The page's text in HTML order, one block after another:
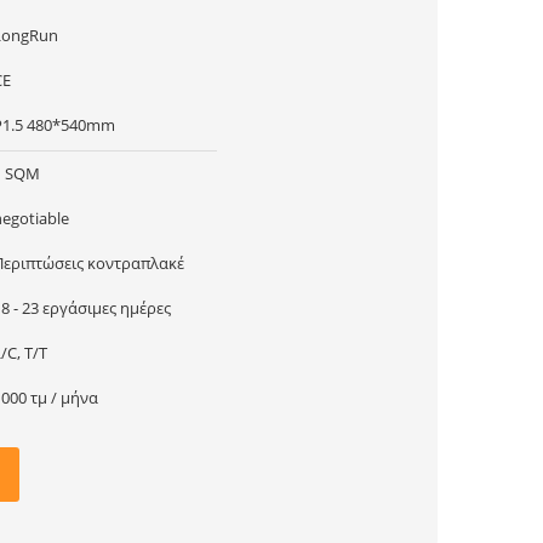
480*540mm
SQM
κοντραπλακέ
- 23 εργάσιμες ημέρες
C, T/T
τμ / μήνα